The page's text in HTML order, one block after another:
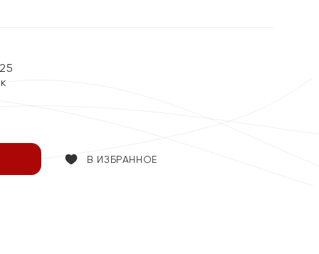
В ИЗБРАННОЕ